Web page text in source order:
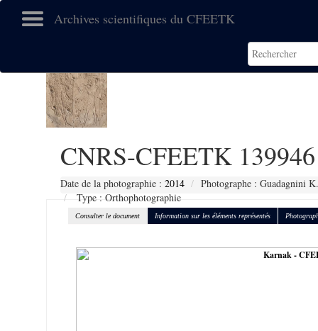
Archives scientifiques du CFEETK
CNRS-CFEETK 139946
Date de la photographie : 2014
Photographe : Guadagnini K.
Type : Orthophotographie
Consulter le document Information sur les éléments représentés